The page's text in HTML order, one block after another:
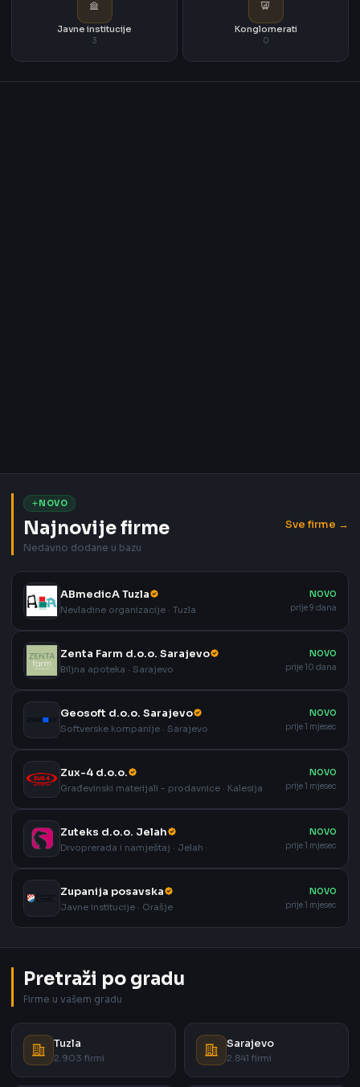
Javne institucije
3
Konglomerati
0
NOVO
Najnovije firme
Nedavno dodane u bazu
Sve firme →
ABmedicA Tuzla
Nevladine organizacije · Tuzla
NOVO
prije 9 dana
Zenta Farm d.o.o. Sarajevo
Biljna apoteka · Sarajevo
NOVO
prije 10 dana
Geosoft d.o.o. Sarajevo
Softverske kompanije · Sarajevo
NOVO
prije 1 mjesec
Zux-4 d.o.o.
Građevinski materijali - prodavnice · Kalesija
NOVO
prije 1 mjesec
Zuteks d.o.o. Jelah
Drvoprerada i namještaj · Jelah
NOVO
prije 1 mjesec
Zupanija posavska
Javne institucije · Orašje
NOVO
prije 1 mjesec
Pretraži po gradu
Firme u vašem gradu
Tuzla
2.903 firmi
Sarajevo
2.841 firmi